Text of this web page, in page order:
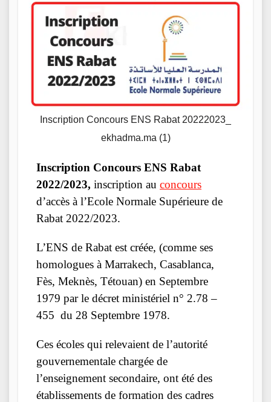
Inscription Concours ENS Rabat 20222023_
ekhadma.ma (1)
Inscription Concours ENS Rabat
2022/2023, inscription au concours
d’accès à l’Ecole Normale Supérieure de
Rabat 2022/2023.
L’ENS de Rabat est créée, (comme ses
homologues à Marrakech, Casablanca,
Fès, Meknès, Tétouan) en Septembre
1979 par le décret ministériel n° 2.78 –
455 du 28 Septembre 1978.
Ces écoles qui relevaient de l’autorité
gouvernementale chargée de
l’enseignement secondaire, ont été des
établissements de formation des cadres